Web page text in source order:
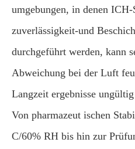
umgebungen, in denen
zuverlässigkeit-und
durchgeführt werden, kann
Abweichung bei der Luft
Langzeit ergebnisse
Von pharmazeut ischen
C/60% RH bis hin zur